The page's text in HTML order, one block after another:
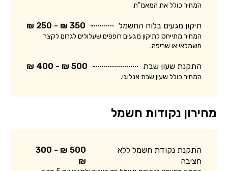
המחיר כולל את המאמ"ת
תיקון מגעים בלוח החשמל 350 ₪ - 250 ₪
המחיר מתייחס לתיקון מגעים רופפים שעלולים לגרום לקצר
חשמלאי או שריפה.
התקנת שעון שבת 500 ₪ - 400 ₪
המחיר כולל שעון שבת אנלוגי.
מחירון נקודות חשמל
התקנת נקודת חשמל ללא
חציבה
500 ₪ - 300
₪